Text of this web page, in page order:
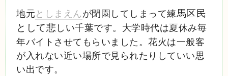
地元としまえんが閉園してしまって練馬区民
として悲しい千葉です。大学時代は夏休み毎
年バイトさせてもらいました。花火は一般客
が入れない近い場所で見られたりしていい思
い出です。